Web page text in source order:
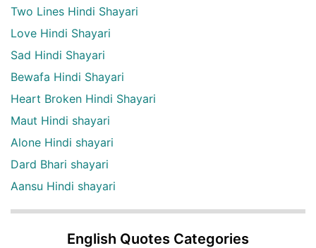
Two Lines Hindi Shayari
Love Hindi Shayari
Sad Hindi Shayari
Bewafa Hindi Shayari
Heart Broken Hindi Shayari
Maut Hindi shayari
Alone Hindi shayari
Dard Bhari shayari
Aansu Hindi shayari
English Quotes Categories